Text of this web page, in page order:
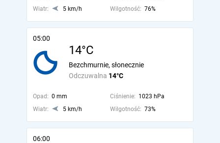
Wiatr:
5 km/h Wilgotność: 76%
05:00
14°C
Odczuwalna 14°C
Bezchmurnie, słonecznie
Opad: 0 mm Ciśnienie: 1023 hPa
Wiatr:
5 km/h Wilgotność: 73%
06:00